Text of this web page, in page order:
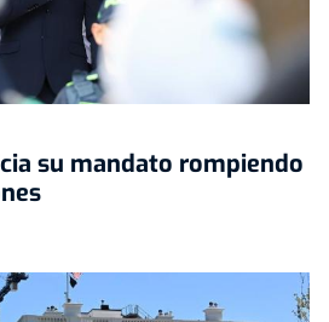
su mandato rompiendo